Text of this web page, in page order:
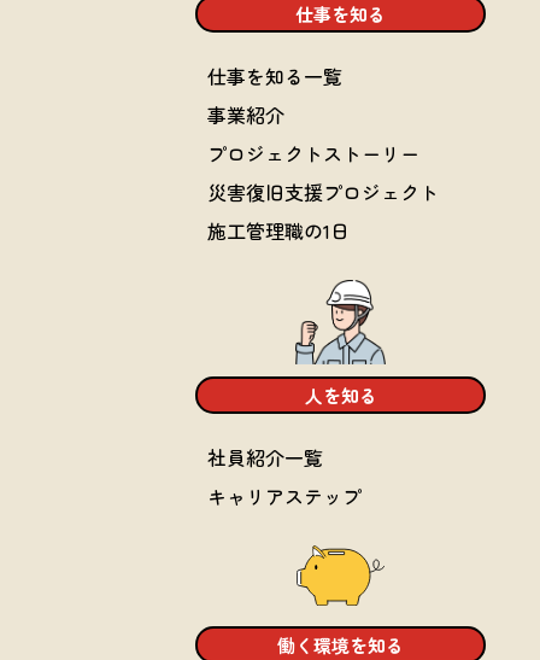
仕事を知る
仕事を知る一覧
事業紹介
プロジェクトストーリー
災害復旧支援プロジェクト
施工管理職の1日
人を知る
社員紹介一覧
キャリアステップ
働く環境を知る